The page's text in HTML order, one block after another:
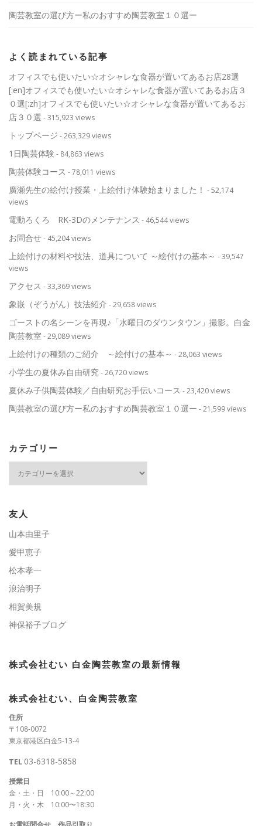
陶芸教室の選び方ー私のおすすめ陶芸教室１０選ー
よく読まれている記事
オフィスでも使いたい☆オシャレな食器が置いてあるお店28選
[:en]オフィスでも使いたい☆オシャレな食器が置いてあるお店３
０選[:zh]オフィスでも使いたい☆オシャレな食器が置いてあるお
店３０選 - 315,923 views
トップページ - 263,329 views
1日陶芸体験 - 84,863 views
陶芸体験コース - 78,011 views
廣瀬先生の絵付け授業・上絵付け体験始まりました！ - 52,174
views
電動ろくろ RK-3Dのメンテナンス - 46,544 views
お問合せ- 45,204 views
上絵付けの材料や技法、道具について ～絵付けの基本～ - 39,547
views
アクセス - 33,369 views
象嵌（ぞうがん）技法紹介 - 29,658 views
ゴーストの名シーンを再現♪「水曜日のダウンタウン」撮影。白金
陶芸教室 - 29,089 views
上絵付けの種類のご紹介 ～絵付けの基本～ - 28,063 views
小学生の夏休み自由研究- 26,720 views
夏休み子供陶芸体験／自由研究お手伝いコース - 23,420 views
陶芸教室の選び方ー私のおすすめ陶芸教室１０選ー - 21,599 views
カテゴリー
ー
友人
山本由里子
愛甲恵子
松本孝一
浪治明子
相賀美規
神保裕子ブログ
株式会社むい 白金陶芸教室の最新情報
株式会社むい、白金陶芸教室
住所
〒108-0072
東京都港区白金5-13-4
TEL 03-6318-5858
授業日
金・土・日 10:00～22:00
月・火・木 10:00〜18:30